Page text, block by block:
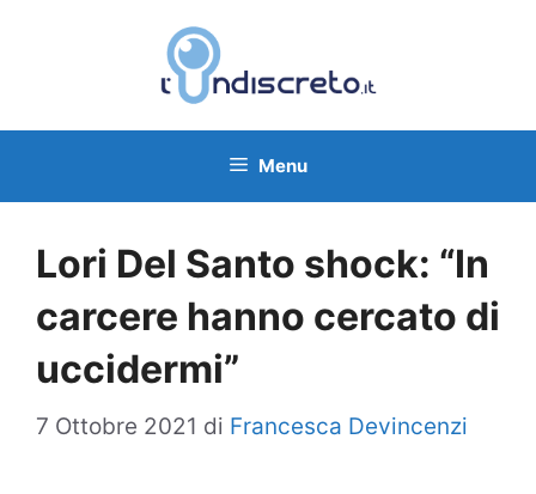
Menu
Lori Del Santo shock: “In
carcere hanno cercato di
uccidermi”
7 Ottobre 2021 di Francesca Devincenzi